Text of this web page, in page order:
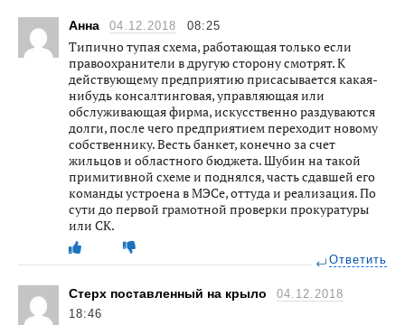
Анна 04.12.2018 08:25
Типично тупая схема, работающая только если
правоохранители в другую сторону смотрят. К
действующему предприятию присасывается какая-
нибудь консалтинговая, управляющая или
обслуживающая фирма, искусственно раздуваются
долги, после чего предприятием переходит новому
собственнику. Весть банкет, конечно за счет
жильцов и областного бюджета. Шубин на такой
примитивной схеме и поднялся, часть сдавшей его
команды устроена в МЭСе, оттуда и реализация. По
сути до первой грамотной проверки прокуратуры
или СК.
Ответить
Стерх поставленный на крыло
04.12.2018
18:46